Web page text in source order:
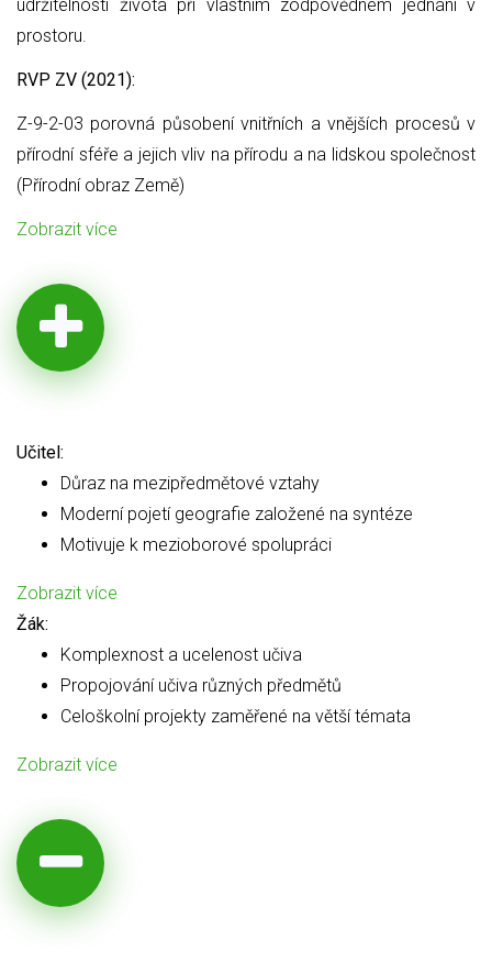
udržitelnosti života při vlastním zodpovědném jednání v
prostoru.
RVP ZV (2021):
Z-9-2-03 porovná působení vnitřních a vnějších procesů v
přírodní sféře a jejich vliv na přírodu a na lidskou společnost
(Přírodní obraz Země)
Zobrazit více
Učitel:
Důraz na mezipředmětové vztahy
Moderní pojetí geografie založené na syntéze
Motivuje k mezioborové spolupráci
Zobrazit více
Žák:
Komplexnost a ucelenost učiva
Propojování učiva různých předmětů
Celoškolní projekty zaměřené na větší témata
Zobrazit více